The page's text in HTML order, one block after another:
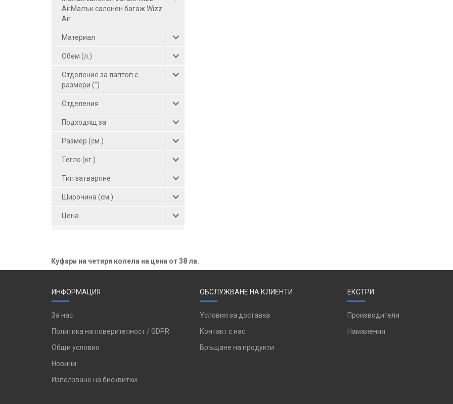
AirМалък салонен багаж Wizz
Air
Материал
Обем (л.)
Отделение за лаптоп с
размери (")
Отделения
Подходящ за
Размер (см.)
Тегло (кг.)
Тип затваряне
Широчина (см.)
Цена
Куфари на четири колела на цена от 38 лв.
ИНФОРМАЦИЯ
За нас
Политика на поверителност / GDPR
Общи условия
Новини
Използване на бисквитки
ОБСЛУЖВАНЕ НА КЛИЕНТИ
Условия за доставка
Контакт с нас
Връщане на продукти
ЕКСТРИ
Производители
Намаления